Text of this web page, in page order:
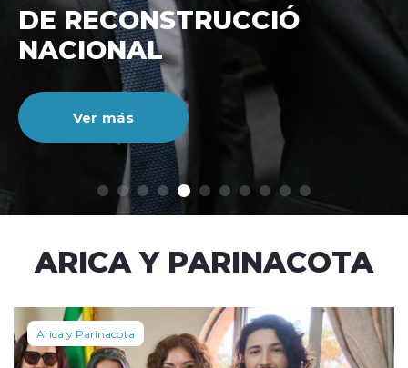
modo claro
DE RECONSTRUCCIÓ
NACIONAL
Ver más
ARICA Y PARINACOTA
Arica y Parinacota